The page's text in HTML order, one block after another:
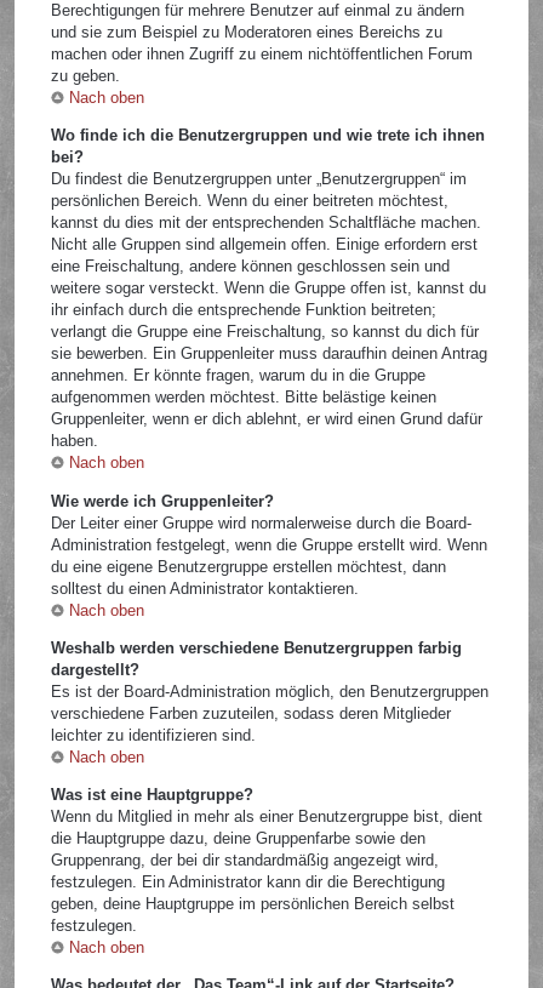
Berechtigungen für mehrere Benutzer auf einmal zu ändern
und sie zum Beispiel zu Moderatoren eines Bereichs zu
machen oder ihnen Zugriff zu einem nichtöffentlichen Forum
zu geben.
Nach oben
Wo finde ich die Benutzergruppen und wie trete ich ihnen
bei?
Du findest die Benutzergruppen unter „Benutzergruppen“ im
persönlichen Bereich. Wenn du einer beitreten möchtest,
kannst du dies mit der entsprechenden Schaltfläche machen.
Nicht alle Gruppen sind allgemein offen. Einige erfordern erst
eine Freischaltung, andere können geschlossen sein und
weitere sogar versteckt. Wenn die Gruppe offen ist, kannst du
ihr einfach durch die entsprechende Funktion beitreten;
verlangt die Gruppe eine Freischaltung, so kannst du dich für
sie bewerben. Ein Gruppenleiter muss daraufhin deinen Antrag
annehmen. Er könnte fragen, warum du in die Gruppe
aufgenommen werden möchtest. Bitte belästige keinen
Gruppenleiter, wenn er dich ablehnt, er wird einen Grund dafür
haben.
Nach oben
Wie werde ich Gruppenleiter?
Der Leiter einer Gruppe wird normalerweise durch die Board-
Administration festgelegt, wenn die Gruppe erstellt wird. Wenn
du eine eigene Benutzergruppe erstellen möchtest, dann
solltest du einen Administrator kontaktieren.
Nach oben
Weshalb werden verschiedene Benutzergruppen farbig
dargestellt?
Es ist der Board-Administration möglich, den Benutzergruppen
verschiedene Farben zuzuteilen, sodass deren Mitglieder
leichter zu identifizieren sind.
Nach oben
Was ist eine Hauptgruppe?
Wenn du Mitglied in mehr als einer Benutzergruppe bist, dient
die Hauptgruppe dazu, deine Gruppenfarbe sowie den
Gruppenrang, der bei dir standardmäßig angezeigt wird,
festzulegen. Ein Administrator kann dir die Berechtigung
geben, deine Hauptgruppe im persönlichen Bereich selbst
festzulegen.
Nach oben